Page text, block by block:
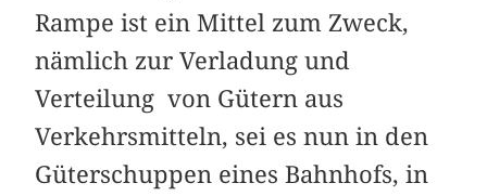
Rampe ist ein Mittel zum Zweck,
nämlich zur Verladung und
Verteilung von Gütern aus
Verkehrsmitteln, sei es nun in den
Güterschuppen eines Bahnhofs, in